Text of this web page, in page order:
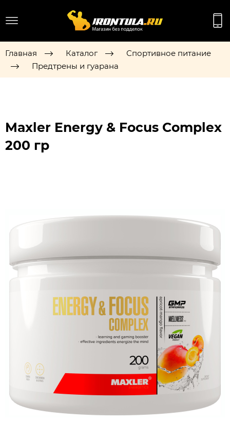
Главная Каталог
Спортивное питание
Предтрены и гуарана
Maxler Energy & Focus Complex
200 гр